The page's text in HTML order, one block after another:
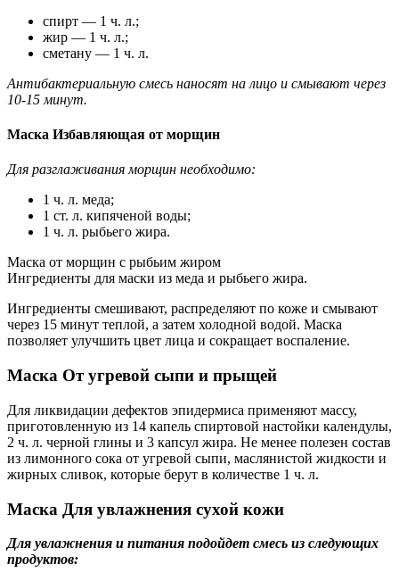
спирт — 1 ч. л.;
жир — 1 ч. л.;
сметану — 1 ч. л.
Антибактериальную смесь наносят на лицо и смывают через
10-15 минут.
Маска Избавляющая от морщин
Для разглаживания морщин необходимо:
1 ч. л. меда;
1 ст. л. кипяченой воды;
1 ч. л. рыбьего жира.
Маска от морщин с рыбьим жиром
Ингредиенты для маски из меда и рыбьего жира.
Ингредиенты смешивают, распределяют по коже и смывают
через 15 минут теплой, а затем холодной водой. Маска
позволяет улучшить цвет лица и сокращает воспаление.
Маска От угревой сыпи и прыщей
Для ликвидации дефектов эпидермиса применяют массу,
приготовленную из 14 капель спиртовой настойки календулы,
2 ч. л. черной глины и 3 капсул жира. Не менее полезен состав
из лимонного сока от угревой сыпи, маслянистой жидкости и
жирных сливок, которые берут в количестве 1 ч. л.
Маска Для увлажнения сухой кожи
Для увлажнения и питания подойдет смесь из следующих
продуктов: